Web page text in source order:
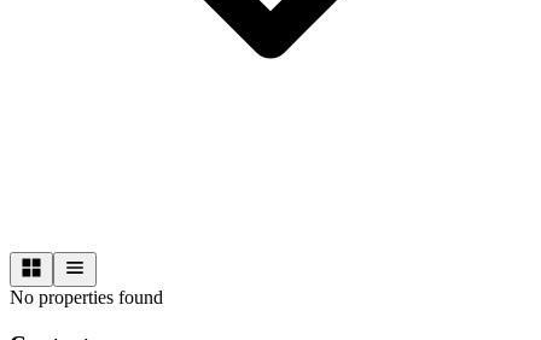
No properties found